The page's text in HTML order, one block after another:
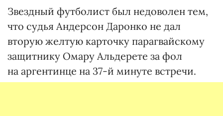
Звездный футболист был недоволен тем,
что судья Андерсон Даронко не дал
вторую желтую карточку парагвайскому
защитнику Омару Альдерете за фол
на аргентинце на 37-й минуте встречи.